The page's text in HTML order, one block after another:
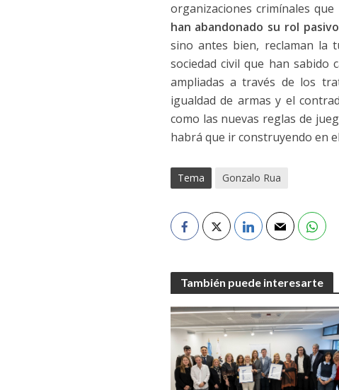
organizaciones crimínales
han abandonado su rol pasivo
sino antes bien, reclaman la
sociedad civil que han sabido
ampliadas a través de los
igualdad de armas y el
como las nuevas reglas de
habrá que ir construyendo en
Tema Gonzalo Rua
También puede interesarte